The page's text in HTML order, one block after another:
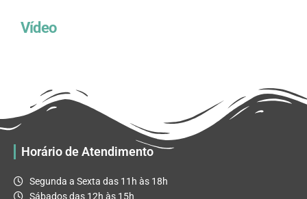
Vídeo
Horário de Atendimento
Segunda a Sexta das 11h às 18h
Sábados das 12h às 15h